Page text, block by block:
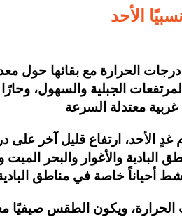
الأحد
الحرارة مع بقائها حول
الجبلية والسهول، وحارًا
غدٍ الأحد، ارتفاع قليل آخر
والأغوار والبحر الميت
ويكون الطقس صيفيًا